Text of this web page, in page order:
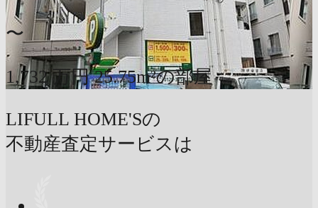
〜
1,732 万円 25.75m²の部屋
LIFULL HOME'Sの
不動産査定サービスは